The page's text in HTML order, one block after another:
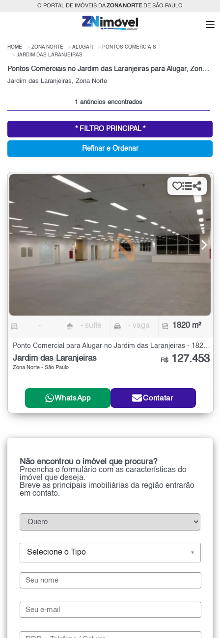
O PORTAL DE IMÓVEIS DAZONA NORTEDE SÃO PAULO
HOME ZONA NORTE ALUGAR
PONTOS COMERCIAIS
JARDIM DAS LARANJEIRAS
Pontos Comerciais no Jardim das Laranjeiras para Alugar, Zona Norte de São Paulo, SP
Jardim das Laranjeiras, Zona Norte
1 anúncios encontrados
* FILTRO PRINCIPAL *
Refinar e Ordenar
- - suíte - vaga 1820 m²
Ponto Comercial para Alugar no Jardim das Laranjeiras - 1820 m²
Jardim das Laranjeiras
Zona Norte - São Paulo
R$ 127.453
WhatsApp Contatar
Não encontrou o imóvel que procura?
Preencha o formulário com as características do
imóvel que deseja.
Breve as principais imobiliárias da região entrarão
em contato.
Selecione o Tipo